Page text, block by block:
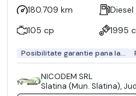
180.709 km Diesel
105 cp
1995
Posibilitate garantie pana la...
NICODEM SRL
Slatina (Mun. Slatina),